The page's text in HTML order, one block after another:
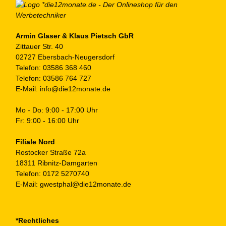
Armin Glaser & Klaus Pietsch GbR
Zittauer Str. 40
02727 Ebersbach-Neugersdorf
Telefon: 03586 368 460
Telefon: 03586 764 727
E-Mail: info@die12monate.de
Mo - Do: 9:00 - 17:00 Uhr
Fr: 9:00 - 16:00 Uhr
Filiale Nord
Rostocker Straße 72a
18311 Ribnitz-Damgarten
Telefon: 0172 5270740
E-Mail: gwestphal@die12monate.de
*Rechtliches